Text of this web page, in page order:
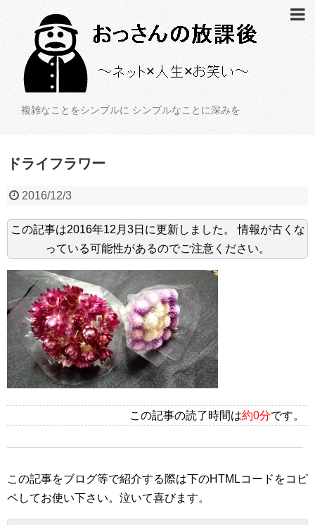
複雑なことをシンプルに シンプルなことに深みを
ドライフラワー
2016/12/3
この記事は2016年12月3日 に更新しました。
情報が古くな
っている可能性があるのでご注意ください。
この記事の読了時間は約0分です。
この記事をブログ等で紹介する際は下のHTMLコードをコピ
ペしてお使い下さい。 泣いて喜びます。